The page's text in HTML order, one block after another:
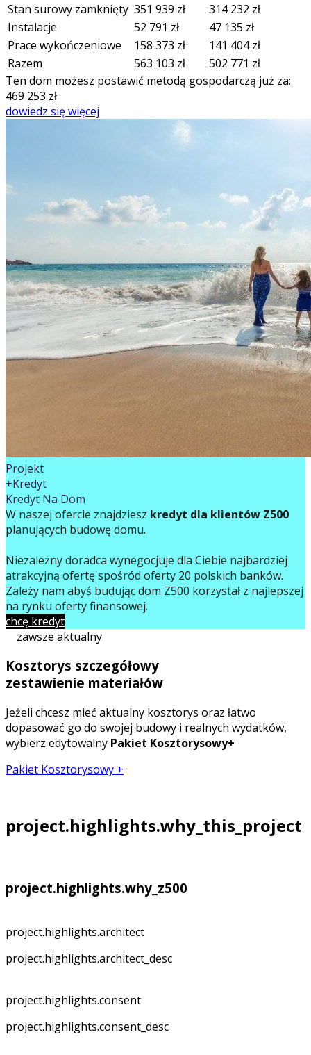
Stan surowy zamknięty 351 939 zł 314 232 zł
Instalacje
52 791 zł 47 135 zł
Prace wykończeniowe
158 373 zł 141 404zł
Razem
563 103 zł 502 771 zł
Ten dom możesz postawić metodą gospodarczą już za:
469 253 zł
dowiedz się więcej
Projekt
+Kredyt
Kredyt Na Dom
W naszej ofercie znajdziesz kredyt dla klientów Z500
planujących budowę domu.
Niezależny doradca wynegocjuje dla Ciebie najbardziej
atrakcyjną ofertę spośród oferty 20 polskich banków.
Zależy nam abyś budując dom Z500 korzystał z najlepszej
na rynku oferty finansowej.
chcę kredyt
zawsze aktualny
Kosztorys szczegółowy
zestawienie materiałów
Jeżeli chcesz mieć aktualny kosztorys oraz łatwo
dopasować go do swojej budowy i realnych wydatków,
wybierz edytowalny Pakiet Kosztorysowy+
Pakiet Kosztorysowy +
project.highlights.why_this_project
project.highlights.why_z500
project.highlights.architect
project.highlights.architect_desc
project.highlights.consent
project.highlights.consent_desc